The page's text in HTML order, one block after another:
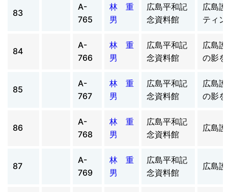
83
A-
765
林 重
男
広島平和記
念資料館
広島
ティ
84
A-
766
林 重
男
広島平和記
念資料館
広島
の影
85
A-
767
林 重
男
広島平和記
念資料館
広島
の影
86
A-
768
林 重
男
広島平和記
念資料館
広島
87
A-
769
林 重
男
広島平和記
念資料館
広島